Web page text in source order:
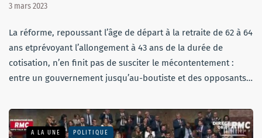
3 mars 2023
La réforme, repoussant l’âge de départ à la retraite de 62 à 64
ans etprévoyant l’allongement à 43 ans de la durée de
cotisation, n’en finit pas de susciter le mécontentement :
entre un gouvernement jusqu’au-boutiste et des opposants…
A LA UNE POLITIQUE